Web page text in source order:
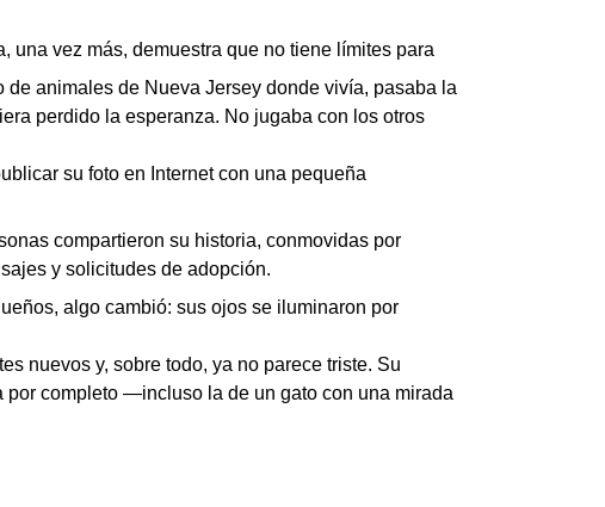
una vez más, demuestra que no tiene límites para
animales de Nueva Jersey donde vivía, pasaba la
perdido la esperanza. No jugaba con los otros
su foto en Internet con una pequeña
compartieron su historia, conmovidas por
y solicitudes de adopción.
algo cambió: sus ojos se iluminaron por
nuevos y, sobre todo, ya no parece triste. Su
por completo —incluso la de un gato con una mirada